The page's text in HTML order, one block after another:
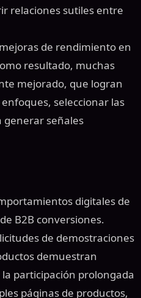
relaciones sutiles entre
de rendimiento en
resultado, muchas
mejorado, que logran
enfoques, seleccionar las
generar señales
digitales de
B2B conversiones.
de demostraciones
demuestran
participación prolongada
páginas de productos,